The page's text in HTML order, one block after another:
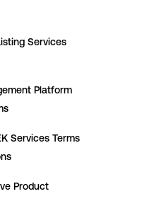
Services
Platform
Services Terms
Product